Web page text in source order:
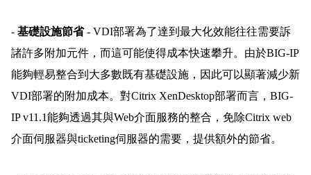
- 基礎設施節省- VDI部署為了達到最大化效能往往需要訴
諸許多附加元件，而這可能使得成本快速攀升。由於BIG-IP
能夠輕易整合到大多數既有基礎設施，因此可以顯著減少新
VDI部署的附加成本。對Citrix XenDesktop部署而言，BIG-
IP v11.1能夠透過其與Web介面服務的整合，免除Citrix web
介面伺服器與ticketing伺服器的需要，提供額外的節省。